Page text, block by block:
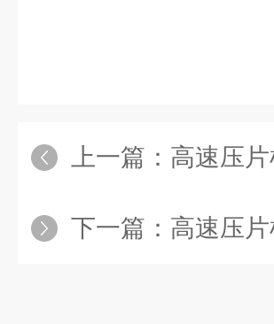
上一篇： 高速压片
下一篇： 高速压片